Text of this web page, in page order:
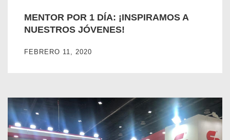
MENTOR POR 1 DÍA: ¡INSPIRAMOS A
NUESTROS JÓVENES!
FEBRERO 11, 2020